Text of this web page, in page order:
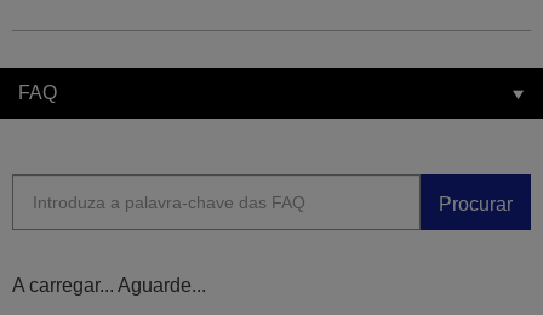
FAQ
Procurar
A carregar... Aguarde...